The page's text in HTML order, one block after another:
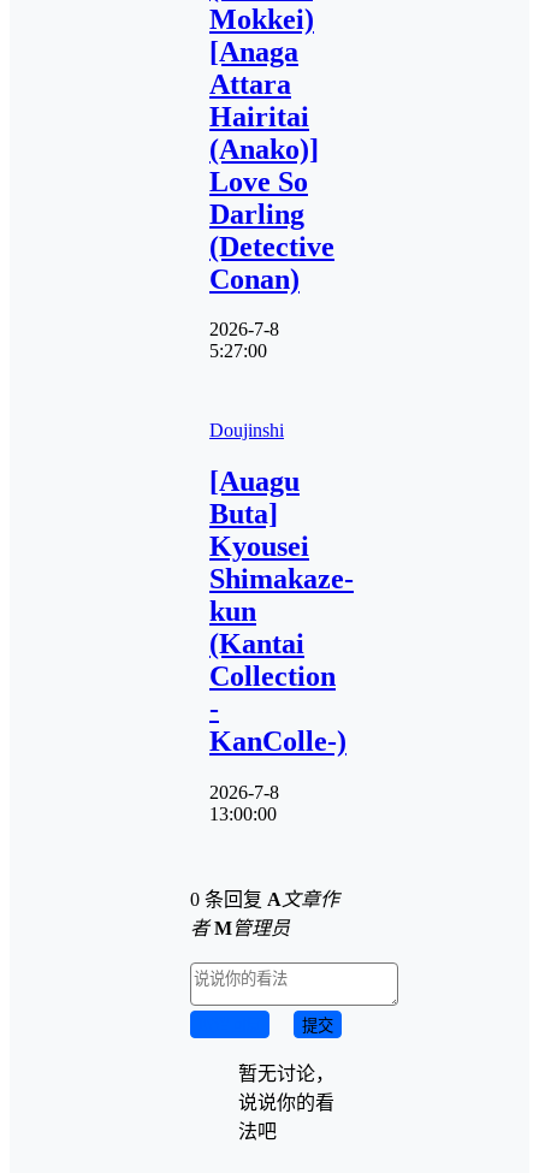
Mokkei)
[Anaga
Attara
Hairitai
(Anako)]
Love So
Darling
(Detective
Conan)
2026-7-8
5:27:00
Doujinshi
[Auagu
Buta]
Kyousei
Shimakaze-
kun
(Kantai
Collection
-
KanColle-)
2026-7-8
13:00:00
0 条回复 A 文章作
者 M管理员
提交
暂无讨论，
说说你的看
法吧